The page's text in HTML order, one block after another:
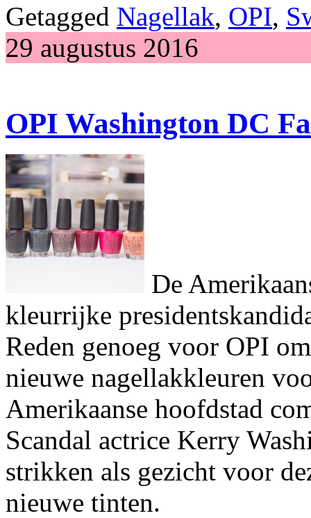
Getagged Nagellak, OPI,
29 augustus 2016
OPI Washington DC
De
kleurrijke
Reden genoeg voor OPI
nieuwe nagellakkleuren
Amerikaanse hoofdstad
Scandal actrice Kerry
strikken als gezicht voor
nieuwe tinten.